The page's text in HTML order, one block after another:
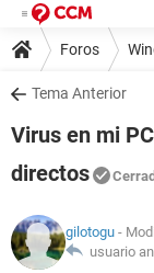
Foros
Tema Anterior
Virus en mi
directos
gilotogu -
usuario